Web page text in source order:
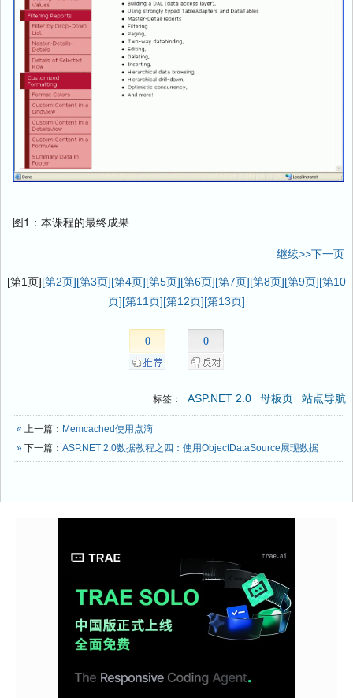
图1：本课程的最终成果
继续>>下一页
[第1页][第2页][第3页][第4页][第5页][第6页][第7页][第8页][第9页][第10
页][第11页][第12页][第13页]
0 0
标签： ASP.NET 2.0 母板页 站点导航
« 上一篇： Memcached使用点滴
» 下一篇： ASP.NET 2.0数据教程之四：使用ObjectDataSource展现数据